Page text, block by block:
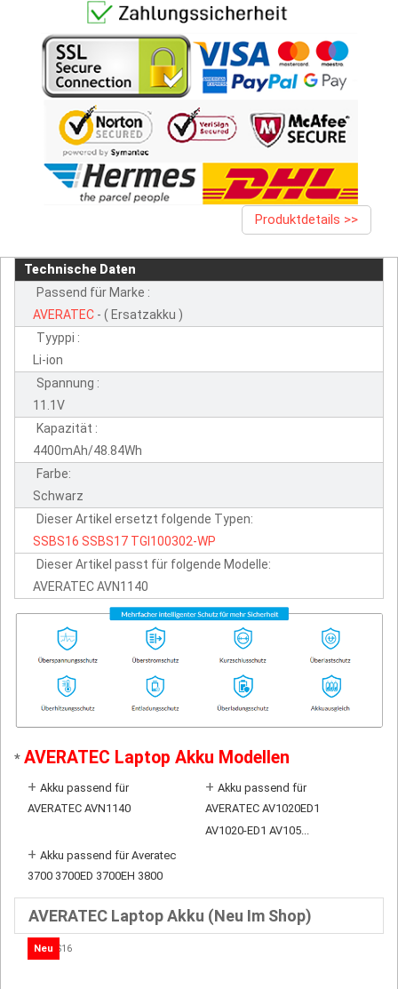
Produktdetails >>
Technische Daten
Passend für Marke :
AVERATEC - ( Ersatzakku )
Tyyppi :
Li-ion
Spannung :
11.1V
Kapazität :
4400mAh/48.84Wh
Farbe:
Schwarz
Dieser Artikel ersetzt folgende Typen:
SSBS16 SSBS17 TGI100302-WP
Dieser Artikel passt für folgende Modelle:
AVERATEC AVN1140
* AVERATEC Laptop Akku Modellen
+ Akku passend für
AVERATEC AVN1140
+ Akku passend für
AVERATEC AV1020ED1
AV1020-ED1 AV105...
+ Akku passend für Averatec
3700 3700ED 3700EH 3800
AVERATEC Laptop Akku (Neu Im Shop)
Neu